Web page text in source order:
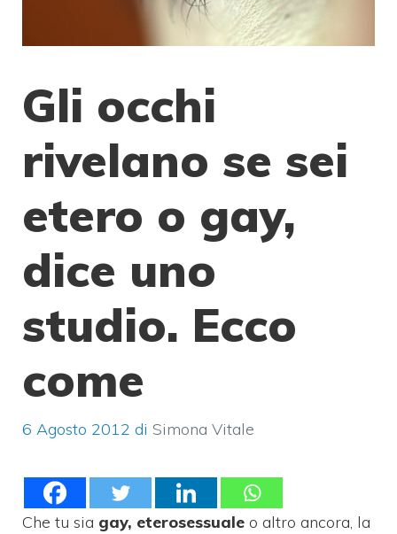
Gli occhi
rivelano se sei
etero o gay,
dice uno
studio. Ecco
come
6 Agosto 2012 di Simona Vitale
Che tu sia gay, eterosessuale o altro ancora, la